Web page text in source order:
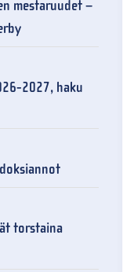
mestaruudet –
2027, haku
torstaina